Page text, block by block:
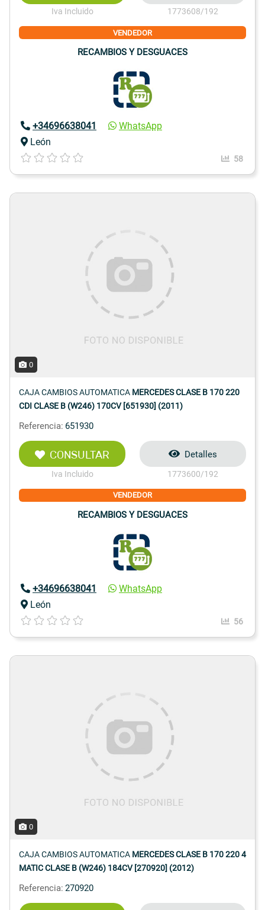
Iva Incluido 1773608/192
VENDEDOR
RECAMBIOS Y DESGUACES
+34696638041
WhatsApp
León
58
0
CAJA CAMBIOS AUTOMATICA MERCEDES CLASE B 170 220
CDI CLASE B (W246) 170CV [651930] (2011)
Referencia: 651930
CONSULTAR
Iva Incluido
Detalles
1773600/192
VENDEDOR
RECAMBIOS Y DESGUACES
+34696638041
WhatsApp
León
56
0
CAJA CAMBIOS AUTOMATICA MERCEDES CLASE B 170 220 4
MATIC CLASE B (W246) 184CV [270920] (2012)
Referencia: 270920